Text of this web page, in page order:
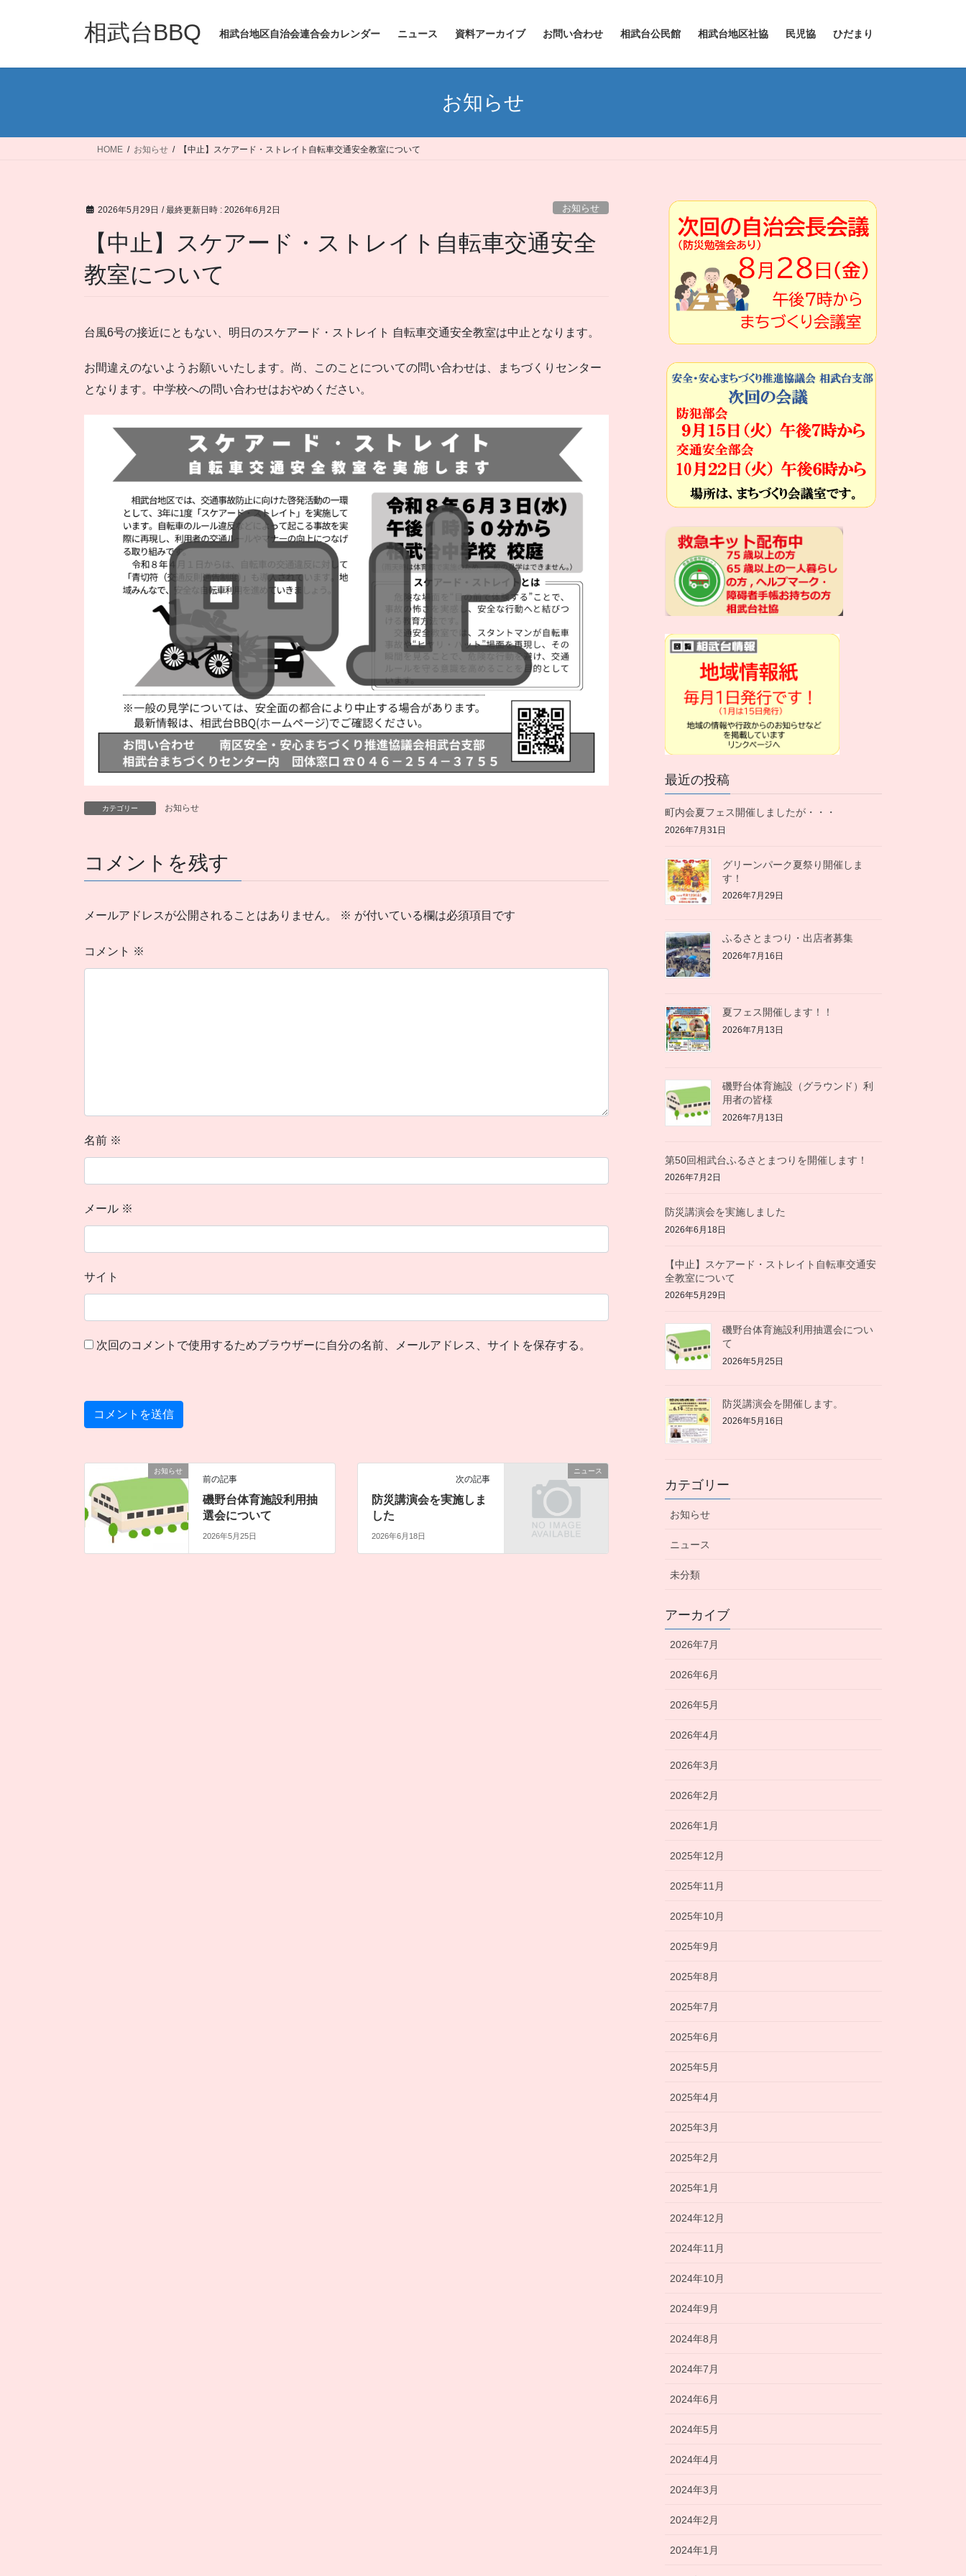
相武台BBQ 相武台地区自治会連合会カレンダー ニュース 資料アーカイブ お問い合わせ 相武台公民館 相武台地区社協 民児協 ひだまり
お知らせ
HOME お知らせ 【中止】スケアード・ストレイト自転車交通安全教室について
2026年5月29日 / 最終更新日時 : 2026年6月2日 お知らせ
【中止】スケアード・ストレイト自転車交通安全
教室について
台風6号の接近にともない、明日のスケアード・ストレイト 自転車交通安全教室は中止となります。
お間違えのないようお願いいたします。尚、このことについての問い合わせは、まちづくりセンター
となります。中学校への問い合わせはおやめください。
カテゴリー お知らせ
コメントを残す
メールアドレスが公開されることはありません。 ※ が付いている欄は必須項目です
コメント ※
名前 ※
メール ※
サイト
次回のコメントで使用するためブラウザーに自分の名前、メールアドレス、サイトを保存する。
お知らせ
前の記事
磯野台体育施設利用抽
選会について
2026年5月25日
ニュース
次の記事
防災講演会を実施しま
した
2026年6月18日
最近の投稿
町内会夏フェス開催しましたが・・・
2026年7月31日
グリーンパーク夏祭り開催しま
す！
2026年7月29日
ふるさとまつり・出店者募集
2026年7月16日
夏フェス開催します！！
2026年7月13日
磯野台体育施設（グラウンド）利
用者の皆様
2026年7月13日
第50回相武台ふるさとまつりを開催します！
2026年7月2日
防災講演会を実施しました
2026年6月18日
【中止】スケアード・ストレイト自転車交通安
全教室について
2026年5月29日
磯野台体育施設利用抽選会につい
て
2026年5月25日
防災講演会を開催します。
2026年5月16日
カテゴリー
お知らせ
ニュース
未分類
アーカイブ
2026年7月
2026年6月
2026年5月
2026年4月
2026年3月
2026年2月
2026年1月
2025年12月
2025年11月
2025年10月
2025年9月
2025年8月
2025年7月
2025年6月
2025年5月
2025年4月
2025年3月
2025年2月
2025年1月
2024年12月
2024年11月
2024年10月
2024年9月
2024年8月
2024年7月
2024年6月
2024年5月
2024年4月
2024年3月
2024年2月
2024年1月